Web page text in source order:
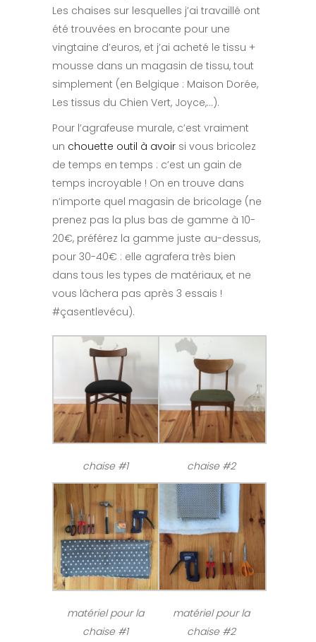
Les chaises sur lesquelles j’ai travaillé ont
été trouvées en brocante pour une
vingtaine d’euros, et j’ai acheté le tissu +
mousse dans un magasin de tissu, tout
simplement (en Belgique : Maison Dorée,
Les tissus du Chien Vert, Joyce,…).
Pour l’agrafeuse murale, c’est vraiment
un chouette outil à avoir si vous bricolez
de temps en temps : c’est un gain de
temps incroyable ! On en trouve dans
n’importe quel magasin de bricolage (ne
prenez pas la plus bas de gamme à 10-
20€, préférez la gamme juste au-dessus,
pour 30-40€ : elle agrafera très bien
dans tous les types de matériaux, et ne
vous lâchera pas après 3 essais !
#çasentlevécu).
chaise #1 chaise #2
matériel pour la
chaise #1
matériel pour la
chaise #2